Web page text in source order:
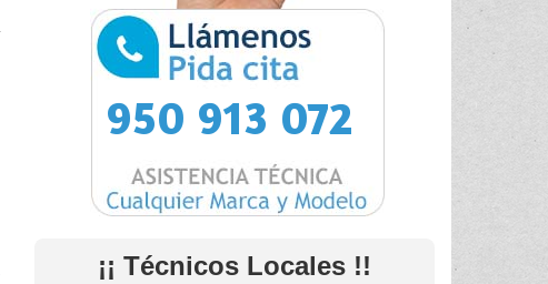
950 913 072
¡¡ Técnicos Locales !!